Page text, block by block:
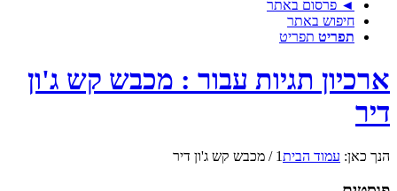
◄ פרסום באתר
חיפוש באתר
תפריט תפריט
ארכיון תגיות עבור : מכבש קש ג'ון
דיר
הנך כאן: עמוד הבית1
/ מכבש קש ג'ון דיר